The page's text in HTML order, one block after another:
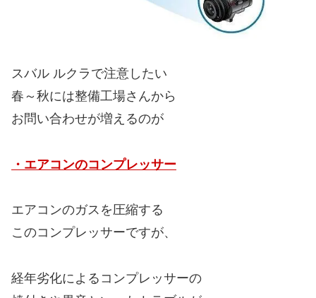
スバル ルクラで注意したい
春～秋には整備工場さんから
お問い合わせが増えるのが
・エアコンのコンプレッサー
エアコンのガスを圧縮する
このコンプレッサーですが、
経年劣化によるコンプレッサーの